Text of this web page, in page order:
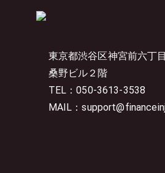
東京都渋谷区神宮前六丁
桑野ビル２階
TEL：050-3613-3538
MAIL：